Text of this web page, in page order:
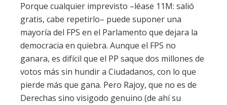
Porque cualquier imprevisto –léase 11M: salió
gratis, cabe repetirlo– puede suponer una
mayoría del FPS en el Parlamento que dejara la
democracia en quiebra. Aunque el FPS no
ganara, es difícil que el PP saque dos millones de
votos más sin hundir a Ciudadanos, con lo que
pierde más que gana. Pero Rajoy, que no es de
Derechas sino visigodo genuino (de ahí su